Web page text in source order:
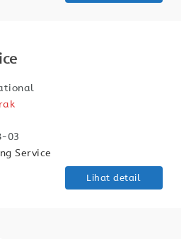
03
Service
Lihat detail